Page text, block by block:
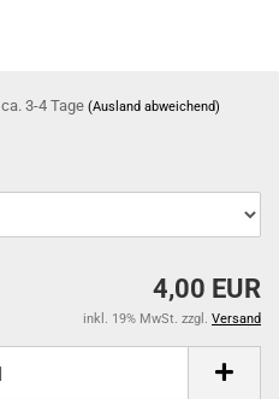
ca. 3-4 Tage(Ausland abweichend)
4,00 EUR
inkl. 19% MwSt. zzgl. Versand